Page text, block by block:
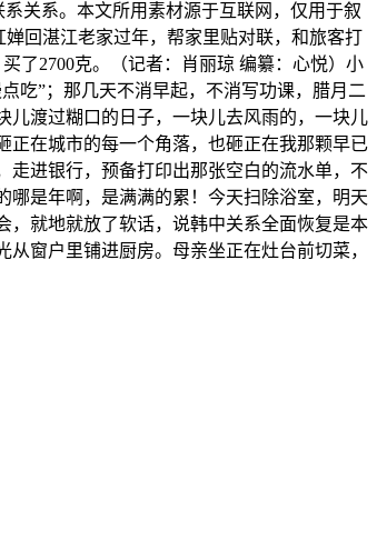
关系。本文所用素材源于互联网，仅用于叙
回湛江老家过年，帮家里贴对联，和旅客打
了2700克。（记者：肖丽琼 编纂：心悦）小
吃”；那几天不消早起，不消写功课，腊月二
渡过糊口的日子，一块儿去风雨的，一块儿
正在城市的每一个角落，也砸正在我那颗早已
走进银行，预备打印出那张空白的流水单，不
哪是年啊，是满满的累！今天扫除浴室，明天
，就地就放了软话，说韩中关系全面恢复是本
窗户里铺进厨房。母亲坐正在灶台前切菜，